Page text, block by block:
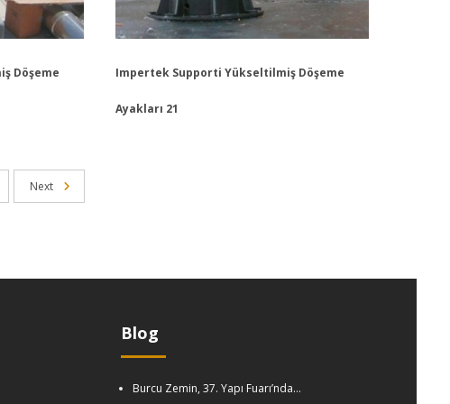
Döşeme Impertek Supporti Yükseltilmiş Döşeme
Ayakları 21
Next
Blog
Burcu Zemin, 37. Yapı Fuarı’nda…